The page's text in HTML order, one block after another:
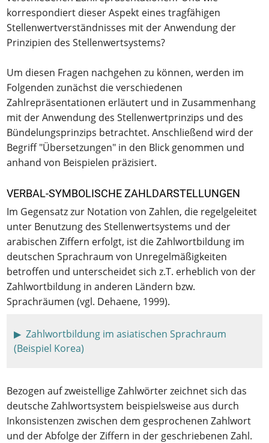
korrespondiert dieser Aspekt eines tragfähigen
Stellenwertverständnisses mit der Anwendung der
Prinzipien des Stellenwertsystems?
Um diesen Fragen nachgehen zu können, werden im
Folgenden zunächst die verschiedenen
Zahlrepräsentationen erläutert und in Zusammenhang
mit der Anwendung des Stellenwertprinzips und des
Bündelungsprinzips betrachtet. Anschließend wird der
Begriff "Übersetzungen" in den Blick genommen und
anhand von Beispielen präzisiert.
VERBAL-SYMBOLISCHE ZAHLDARSTELLUNGEN
Im Gegensatz zur Notation von Zahlen, die regelgeleitet
unter Benutzung des Stellenwertsystems und der
arabischen Ziffern erfolgt, ist die Zahlwortbildung im
deutschen Sprachraum von Unregelmäßigkeiten
betroffen und unterscheidet sich z.T. erheblich von der
Zahlwortbildung in anderen Ländern bzw.
Sprachräumen (vgl. Dehaene, 1999).
Anzeigen
Zahlwortbildung im asiatischen Sprachraum
(Beispiel Korea)
Bezogen auf zweistellige Zahlwörter zeichnet sich das
deutsche Zahlwortsystem beispielsweise aus durch
Inkonsistenzen zwischen dem gesprochenen Zahlwort
und der Abfolge der Ziffern in der geschriebenen Zahl.